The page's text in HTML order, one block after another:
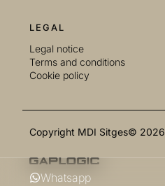
Whatsapp
LEGAL
Legal notice
Terms and conditions
Cookie policy
Copyright MDI Sitges© 2026